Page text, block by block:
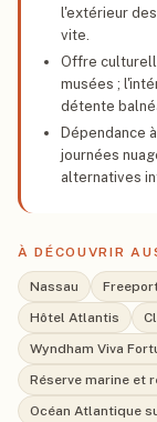
l'extérieur
vite.
Offre
musées ;
détente
Dépendance
journées
alternatives
À DÉCOUVRIR
Nassau
Hôtel Atlantis
Wyndham Viva
Réserve marine et
Océan Atlantique